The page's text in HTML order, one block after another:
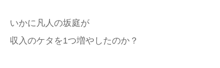
いかに凡人の坂庭が
収入のケタを1つ増やしたのか？